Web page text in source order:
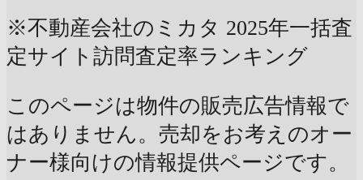
※不動産会社のミカタ 2025年一括査
定サイト訪問査定率ランキング
このページは物件の販売広告情報で
はありません。売却をお考えのオー
ナー様向けの情報提供ページです。